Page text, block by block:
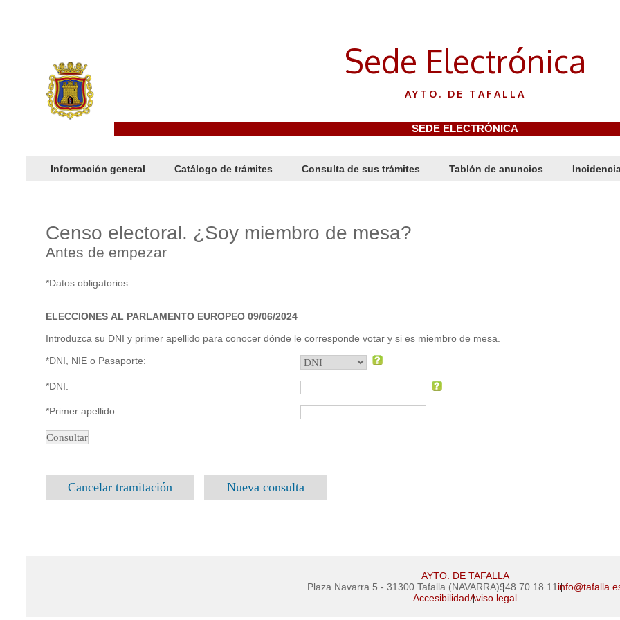
Sede Electrónica
AYTO. DE TAFALLA
SEDE ELECTRÓNICA
Información general Catálogo de trámites Consulta de sus trámites Tablón de anuncios
Censo electoral. ¿Soy miembro de mesa?
Antes de empezar
*Datos obligatorios
ELECCIONES AL PARLAMENTO EUROPEO 09/06/2024
Introduzca su DNI y primer apellido para conocer dónde le corresponde votar y si es miembro de mesa.
*DNI, NIE o Pasaporte:
*DNI:
*Primer apellido:
Cancelar tramitación Nueva consulta
AYTO. DE TAFALLA
Plaza Navarra 5 - 31300 Tafalla (NAVARRA)948 70 18 11
AccesibilidadAviso legal